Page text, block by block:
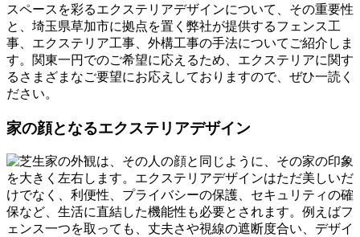
スペースを彩るエクステリアデザインについて、その重要性
と、埼玉県草加市に拠点を置く弊社が提供するフェンス工
事、エクステリア工事、外構工事の手法についてご紹介しま
す。関東一円でのご希望に応えるため、エクステリアに関す
るさまざまなご要望にお応えしておりますので、ぜひ一読く
ださい。
家の顔となるエクステリアデザイン
家の外観は、その人の顔と同じように、その家の印象
を大きく左右します。エクステリアデザインはただ美しいだ
けでなく、利便性、プライバシーの保護、セキュリティの確
保など、生活に直結した機能性も必要とされます。例えばフ
ェンス一つを取っても、丈夫さや視線の遮断度合い、デザイ